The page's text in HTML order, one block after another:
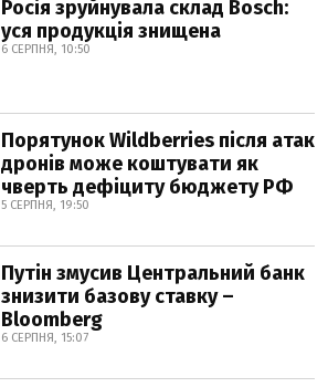
Росія зруйнувала склад Bosch:
уся продукція знищена
6 СЕРПНЯ, 10:50
Порятунок Wildberries після атак
дронів може коштувати як
чверть дефіциту бюджету РФ
5 СЕРПНЯ, 19:50
Путін змусив Центральний банк
знизити базову ставку –
Bloomberg
6 СЕРПНЯ, 15:07